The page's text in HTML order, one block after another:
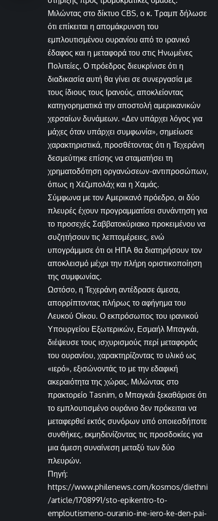
Μιλώντας στο δίκτυο CBS, ο κ. Τραμπ δήλωσε
ότι επίκειται η απομάκρυνση του
εμπλουτισμένου ουρανίου από το ιρανικό
έδαφος και η μεταφορά του στις Ηνωμένες
Πολιτείες. Ο πρόεδρος διευκρίνισε ότι η
διαδικασία αυτή θα γίνει σε συνεργασία με
τους ίδιους τους Ιρανούς, αποκλείοντας
κατηγορηματικά την αποστολή αμερικανικών
χερσαίων δυνάμεων. «Δεν υπάρχει λόγος για
μάχες όταν υπάρχει συμφωνία», σημείωσε
χαρακτηριστικά, προσθέτοντας ότι η Τεχεράνη
δεσμεύτηκε επίσης να σταματήσει τη
χρηματοδότηση οργανώσεων-αντιπροσώπων,
όπως η Χεζμπολάχ και η Χαμάς.
Σύμφωνα με τον Αμερικανό πρόεδρο, οι δύο
πλευρές έχουν προγραμματίσει συνάντηση για
το προσεχές Σαββατοκύριακο προκειμένου να
συζητήσουν τις λεπτομέρειες, ενώ
υπογράμμισε ότι οι ΗΠΑ θα διατηρήσουν τον
αποκλεισμό μέχρι την πλήρη οριστικοποίηση
της συμφωνίας.
Ωστόσο, η Τεχεράνη αντέδρασε άμεσα,
απορρίπτοντας πλήρως το αφήγημα του
Λευκού Οίκου. Ο εκπρόσωπος του ιρανικού
Υπουργείου Εξωτερικών, Εσμαήλ Μπαγκάι,
διέψευσε τους ισχυρισμούς περί μεταφοράς
του ουρανίου, χαρακτηρίζοντας το υλικό ως
«ιερό», εξισώνοντάς το με την εδαφική
ακεραιότητα της χώρας. Μιλώντας στο
πρακτορείο Tasnim, ο Μπαγκάι ξεκαθάρισε ότι
το εμπλουτισμένο ουράνιο δεν πρόκειται να
μεταφερθεί εκτός συνόρων υπό οποιεσδήποτε
συνθήκες, εκμηδενίζοντας τις προσδοκίες για
μια άμεση συναίνεση μεταξύ των δύο
πλευρών.
Πηγή:
https://www.philenews.com/kosmos/diethni
/article/1708991/sto-epikentro-to-
emploutismeno-ouranio-ine-iero-ke-den-pai-